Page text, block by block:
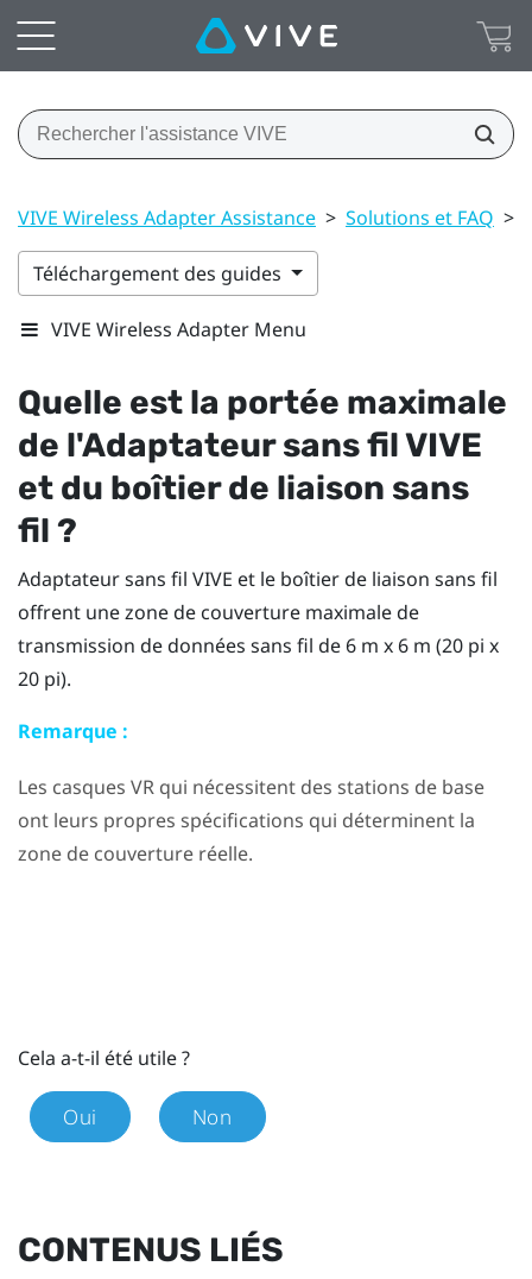
VIVE Wireless Adapter Assistance > Solutions et FAQ >
Téléchargement des guides
VIVE Wireless Adapter Menu
Quelle est la portée maximale
de l'Adaptateur sans fil VIVE
et du boîtier de liaison sans
fil ?
Adaptateur sans fil VIVE et le boîtier de liaison sans fil
offrent une zone de couverture maximale de
transmission de données sans fil de 6 m x 6 m (20 pi x
20 pi).
Remarque :
Les casques VR qui nécessitent des stations de base
ont leurs propres spécifications qui déterminent la
zone de couverture réelle.
Cela a-t-il été utile ?
Oui Non
CONTENUS LIÉS